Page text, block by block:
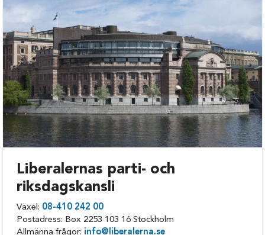
Jönköping
Mullsjö
Vetlanda-Sävsjö
Värnamo
Liberalernas parti- och
riksdagskansli
Växel: 08-410 242 00
Postadress: Box 2253 103 16 Stockholm
Allmänna frågor: info@liberalerna.se